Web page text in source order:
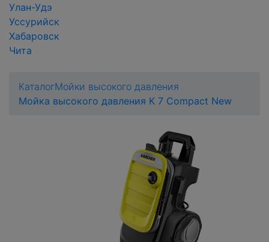
Улан-Удэ
Уссурийск
Хабаровск
Чита
КаталогМойки высокого давления
Мойка высокого давления K 7 Compact New